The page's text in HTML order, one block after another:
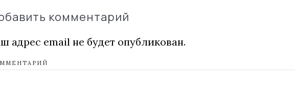
комментарий
адрес email не будет опубликован.